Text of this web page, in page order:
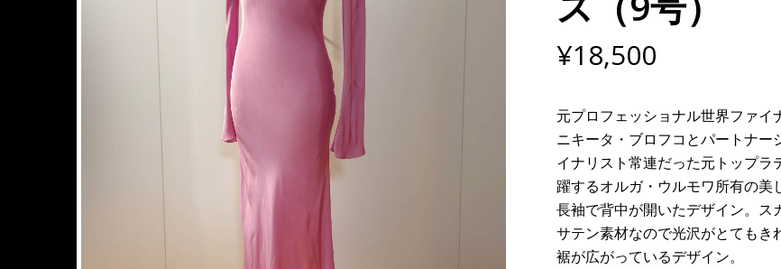
¥18,500
元プロフェッショナル世界ファ
ニキータ・ブロフコとパートナ
イナリスト常連だった元トップ
躍するオルガ・ウルモワ所有の美
長袖で背中が開いたデザイン。ス
サテン素材なので光沢がとてもき
裾が広がっているデザイン。